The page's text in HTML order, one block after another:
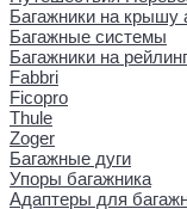
Багажники на крышу
Багажные системы
Багажники на
Fabbri
Ficopro
Thule
Zoger
Багажные дуги
Упоры багажника
Адаптеры для